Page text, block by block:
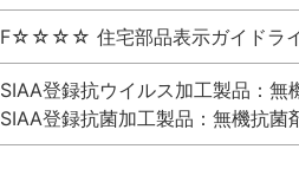
F☆☆☆☆ 住宅部品表示ガイドラ
SIAA登録抗ウイルス加工製品：
SIAA登録抗菌加工製品：無機抗